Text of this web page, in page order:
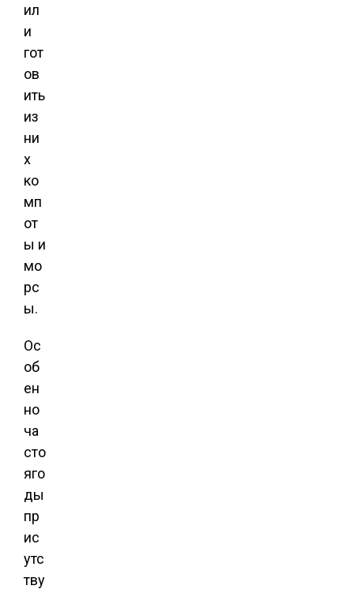
ил
и
гот
ов
ить
из
ни
х
ко
мп
от
ы и
мо
рс
ы.
Ос
об
ен
но
ча
сто
яго
ды
пр
ис
утс
тву